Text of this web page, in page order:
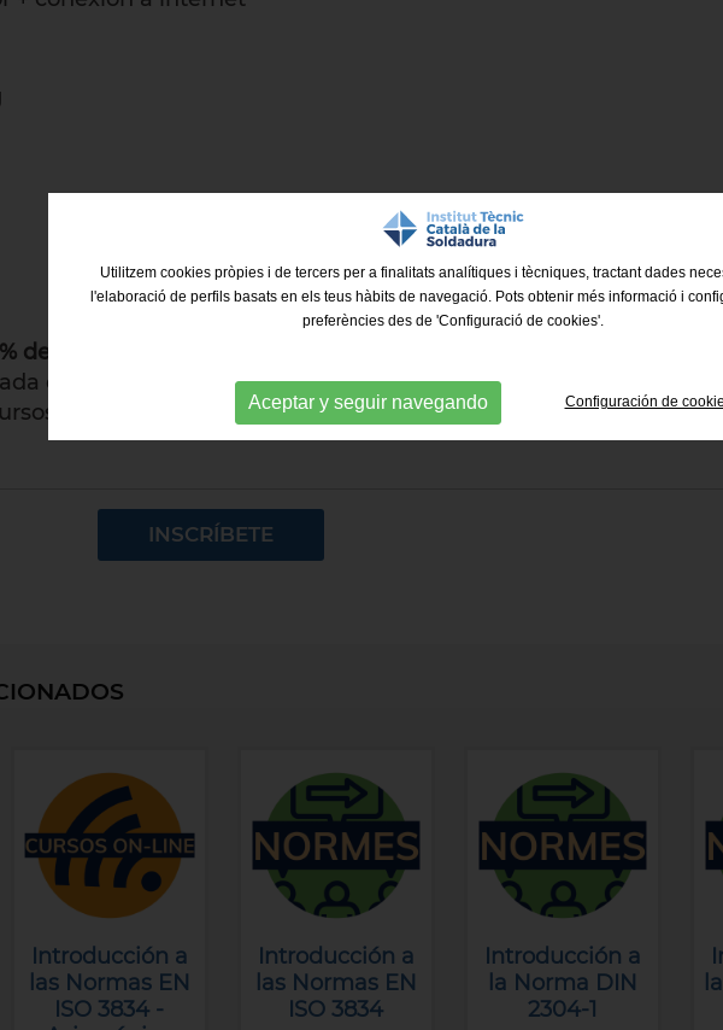
de IVA
de afiliado/da para disfrutar del10% de descuento
INSCRÍBETE
Introducción a
las Normas EN
ISO 3834 -
Introducción a
las Normas EN
ISO 3834
Introducción a
la Norma DIN
2304-1
Utilitzem cookies pròpies i de tercers per a finalitats analítiques i tècniques, tractant dades
l'elaboració de perfils basats en els teus hàbits de navegació. Pots obtenir més informació i
preferències des de 'Configuració de cookies'.
Aceptar y seguir navegando Configuración de